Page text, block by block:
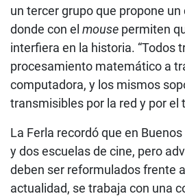
un tercer grupo que propone
donde con el mouse permiten
interfiera en la historia. “Todos
procesamiento matemático a
computadora, y los mismos
transmisibles por la red y por el
La Ferla recordó que en
y dos escuelas de cine, pero
deben ser reformulados frente
actualidad, se trabaja con una